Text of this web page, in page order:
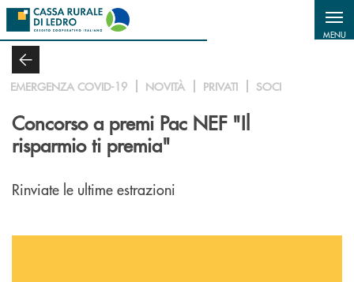
Salta al contenuto principale
MENU
EMERGENZA COVID-19 NOVITÀ PRIVATI SOCI
Concorso a premi Pac NEF "Il
risparmio ti premia"
Rinviate le ultime estrazioni